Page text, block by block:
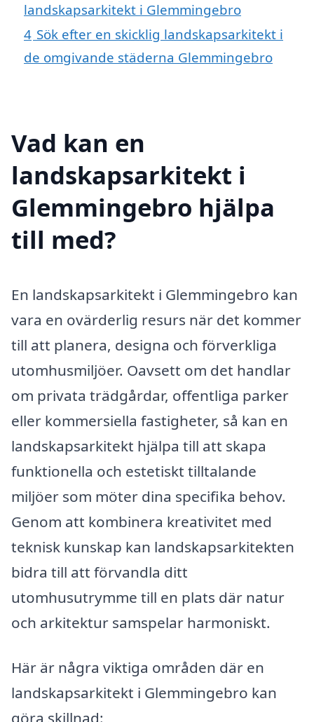
landskapsarkitekt i Glemmingebro
4 Sök efter en skicklig landskapsarkitekt i
de omgivande städerna Glemmingebro
Vad kan en
landskapsarkitekt i
Glemmingebro hjälpa
till med?
En landskapsarkitekt i Glemmingebro kan
vara en ovärderlig resurs när det kommer
till att planera, designa och förverkliga
utomhusmiljöer. Oavsett om det handlar
om privata trädgårdar, offentliga parker
eller kommersiella fastigheter, så kan en
landskapsarkitekt hjälpa till att skapa
funktionella och estetiskt tilltalande
miljöer som möter dina specifika behov.
Genom att kombinera kreativitet med
teknisk kunskap kan landskapsarkitekten
bidra till att förvandla ditt
utomhusutrymme till en plats där natur
och arkitektur samspelar harmoniskt.
Här är några viktiga områden där en
landskapsarkitekt i Glemmingebro kan
göra skillnad: